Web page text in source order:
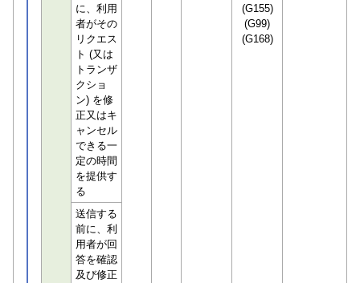
に、利用
者がその
リクエス
ト (又は
トランザ
クショ
ン) を修
正又はキ
ャンセル
できる一
定の時間
を提供す
る
(G155)
(G99)
(G168)
送信する
前に、利
用者が回
答を確認
及び修正